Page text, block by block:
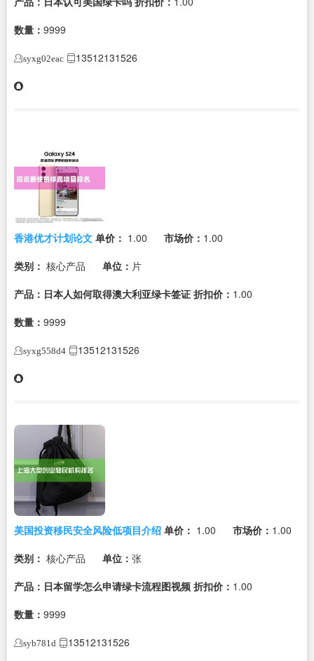
数量： 9999
syxg02eac 13512131526
香港优才计划论文 单价： 1.00 市场价： 1.00
类别： 核心产品 单位： 片
产品：日本人如何取得澳大利亚绿卡签证 折扣价： 1.00
数量： 9999
syxg558d4 13512131526
美国投资移民安全风险低项目介绍 单价： 1.00 市场价： 1.00
类别： 核心产品 单位： 张
产品：日本留学怎么申请绿卡流程图视频 折扣价： 1.00
数量： 9999
syb781d 13512131526